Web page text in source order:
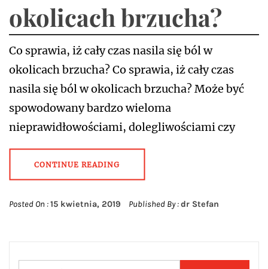
okolicach brzucha?
Co sprawia, iż cały czas nasila się ból w
okolicach brzucha? Co sprawia, iż cały czas
nasila się ból w okolicach brzucha? Może być
spowodowany bardzo wieloma
nieprawidłowościami, dolegliwościami czy
CONTINUE READING
Posted On :15 kwietnia, 2019 Published By :dr Stefan